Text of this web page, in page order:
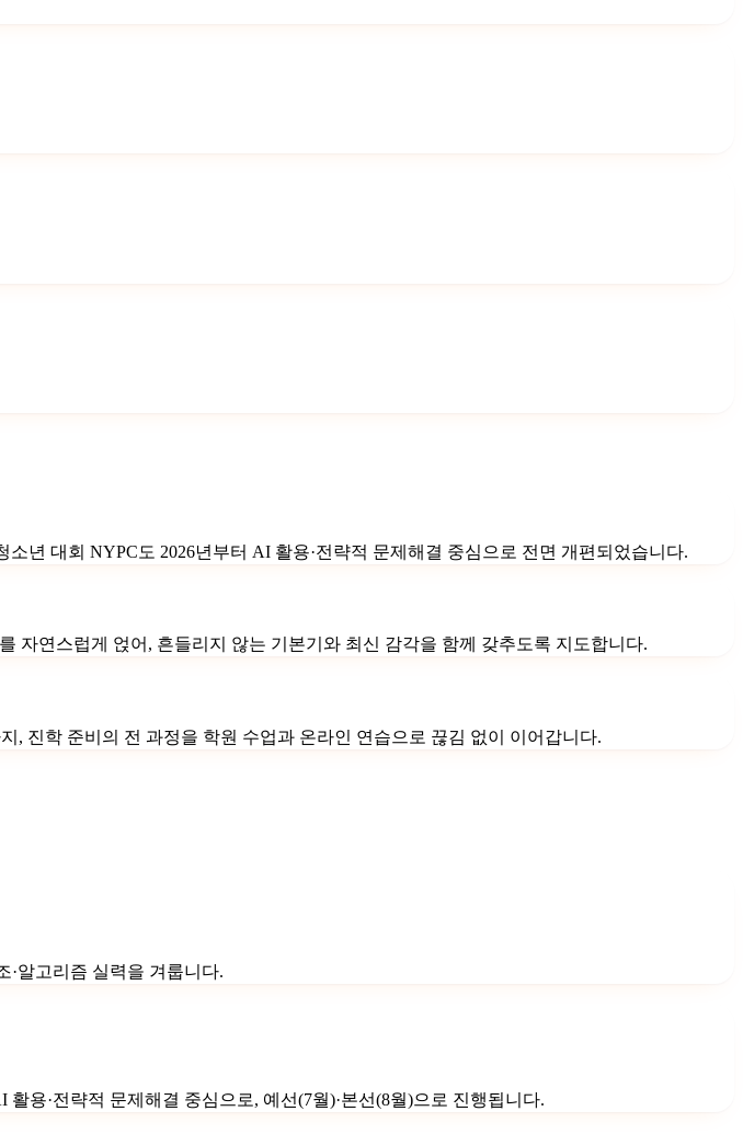
년 대회 NYPC도 2026년부터 AI 활용·전략적 문제해결 중심으로 전면 개편되었습니다.
자연스럽게 얹어, 흔들리지 않는 기본기와 최신 감각을 함께 갖추도록 지도합니다.
, 진학 준비의 전 과정을 학원 수업과 온라인 연습으로 끊김 없이 이어갑니다.
·알고리즘 실력을 겨룹니다.
용·전략적 문제해결 중심으로, 예선(7월)·본선(8월)으로 진행됩니다.